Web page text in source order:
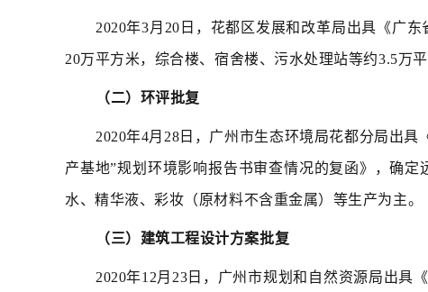
2020年3月20日，花都区发展和改革局出具《广
20万平方米，综合楼、宿舍楼、污水处理站等约3.5万
（二）环评批复
2020年4月28日，广州市生态环境局花都分局出
产基地”规划环境影响报告书审查情况的复函》，确
水、精华液、彩妆（原材料不含重金属）等生产为主。
（三）建筑工程设计方案批复
2020年12月23日，广州市规划和自然资源局出具